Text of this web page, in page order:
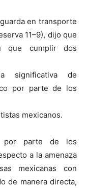
en transporte
11–9), dijo que
que cumplir dos
significativa de
por parte de los
mexicanos.
por parte de los
a la amenaza
mexicanas con
de manera directa,